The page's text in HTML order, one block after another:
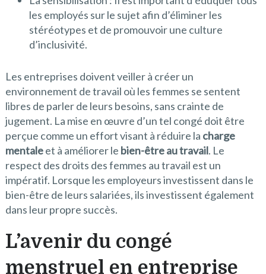
les employés sur le sujet afin d’éliminer les
stéréotypes et de promouvoir une culture
d’inclusivité.
Les entreprises doivent veiller à créer un
environnement de travail où les femmes se sentent
libres de parler de leurs besoins, sans crainte de
jugement. La mise en œuvre d’un tel congé doit être
perçue comme un effort visant à réduire la charge
mentaleet à améliorer le bien-être au travail. Le
respect des droits des femmes au travail est un
impératif. Lorsque les employeurs investissent dans le
bien-être de leurs salariées, ils investissent également
dans leur propre succès.
L’avenir du congé
menstruel en entreprise